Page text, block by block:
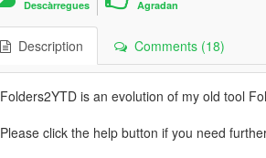
Descàrregues Agradan
Description Comments (18)
Folders2YTD is an evolution of my old tool
Please click the help button if you need